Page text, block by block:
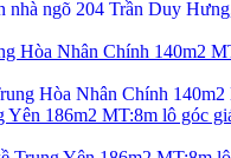
Hòa Nhân Chính 140m2
Yên 186m2 MT:8m lô góc